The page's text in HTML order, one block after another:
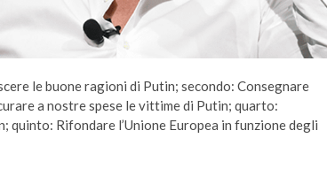
le buone ragioni di Putin; secondo: Consegnare
a nostre spese le vittime di Putin; quarto:
quinto: Rifondare l’Unione Europea in funzione degli